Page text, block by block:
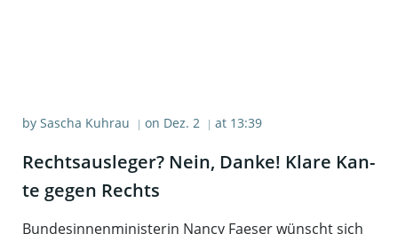
by Sascha Kuhrau | on Dez. 2 | at 13:39
Rechts­aus­le­ger? Nein, Dan­ke! Kla­re Kan­
te gegen Rechts
Bundesinnenministerin Nancy Faeser wünscht sich